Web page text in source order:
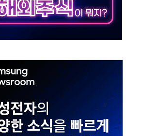
…체감온도 38도 넘으면 중단
토 지시